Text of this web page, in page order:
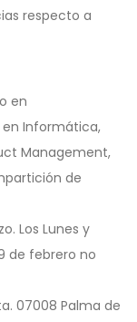
respecto a
en
en Informática,
Management,
de
Los Lunes y
de febrero no
07008 Palma de